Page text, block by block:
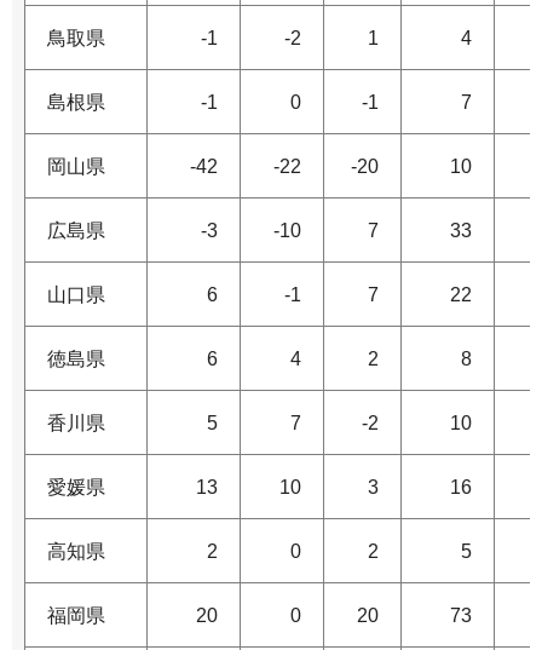
鳥取県 -1 -2 1 4
島根県 -1 0 -1 7
岡山県 -42 -22 -20 10
広島県 -3 -10 7 33
山口県 6 -1 7 22
徳島県 6 4 2 8
香川県 5 7 -2 10
愛媛県 13 10 3 16
高知県 2 0 2 5
福岡県 20 0 20 73